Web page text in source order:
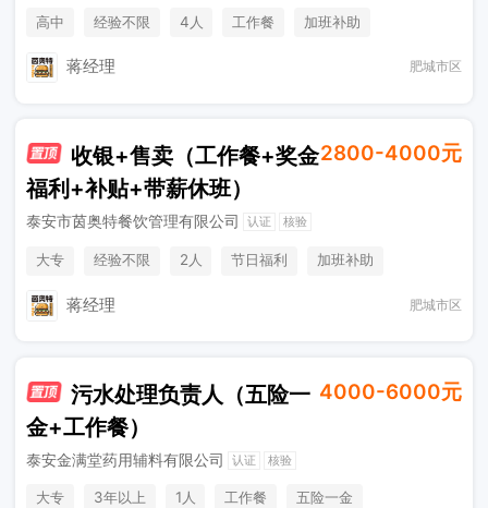
高中 经验不限 4人 工作餐
加班补助
蒋经理 肥城市区
收银+售卖（工作餐+奖金
福利+补贴+带薪休班）
2800-4000元
泰安市茵奥特餐饮管理有限公司 认证 核验
大专 经验不限 2人 节日福利
加班补助
蒋经理 肥城市区
污水处理负责人（五险一
金+工作餐）
4000-6000元
泰安金满堂药用辅料有限公司 认证 核验
大专 3年以上 1人 工作餐 五险一金